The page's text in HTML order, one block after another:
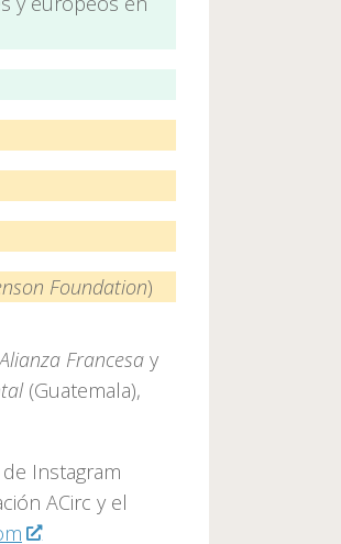
Foundation)
Alianza Francesa y
(Guatemala),
Instagram
ACirc y el